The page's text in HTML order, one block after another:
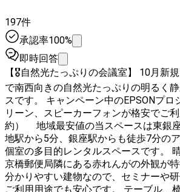
197件
承認率100%
即時回答
【🎖️自然光たっぷりの会議室】 10月新
で南西向きの自然光たっぷりの明るく
スです。 キャンペーン中のEPSONプロ
リーン、スピーカーフォンが格安でご
約） 地域最安値の当スペースは東銀座駅から徒歩3分、築
地駅から5分、銀座駅からも徒歩7分の
個室の多目的レンタルスペースです。 晴海通りに面した、
京橋郵便局隣にある赤れんがの外観が特
分かりやすい建物なので、セミナーや
ご利用用途でも安心です。 テーブル、椅子はコンパクトに